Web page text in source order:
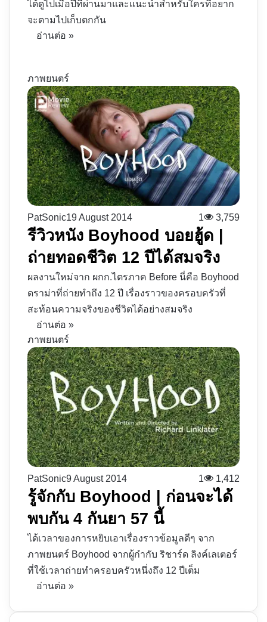
ได้ดูไปเมื่อปีที่ผ่านมาและแนะนำสำหรับใครที่อยาก
จะตามไปเก็บตกกัน
อ่านต่อ »
ภาพยนตร์
PatSonic19 August 2014 1 3,759
รีวิวหนัง Boyhood บอยฮู้ด |
ถ่ายทอดชีวิต 12 ปีได้สมจริง
ผลงานใหม่จาก ผกก.ไตรภาค Before นี่คือ Boyhood
ดราม่าที่ถ่ายทำถึง 12 ปี เรื่องราวของครอบครัวที่
สะท้อนความจริงของชีวิตได้อย่างสมจริง
อ่านต่อ »
ภาพยนตร์
PatSonic9 August 2014 1 1,412
รู้จักกับ Boyhood | ก่อนจะได้
พบกัน 4 กันยา 57 นี้
ได้เวลาของการหยิบเอาเรื่องราวข้อมูลดีๆ จาก
ภาพยนตร์ Boyhood จากผู้กำกับ ริชาร์ด ลิงค์เลเตอร์
ที่ใช้เวลาถ่ายทำครอบครัวหนึ่งถึง 12 ปีเต็ม
อ่านต่อ »